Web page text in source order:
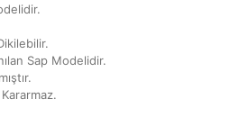
Sap Modelidir.